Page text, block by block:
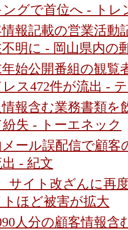
ングで首位へ - トレ
報記載の営業活動
明に - 岡山県内の
始公開番組の観覧
レス472件が流出 -
報含む業務書類を
失 - トーエネック
ール誤配信で顧客
- 紀文
サイト改ざんに再
ほど被害が拡大
人分の顧客情報含